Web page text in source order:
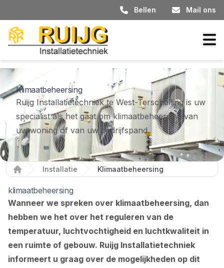
Bellen Mail ons
Klimaatbeheersing
Ruijg Installatietechniek te West-Terschelling is uw
specialist als het gaat om klimaatbeheersing van
uw woning of van uw bedrijfspand.
Home
Installatie Klimaatbeheersing
klimaatbeheersing
Wanneer we spreken over klimaatbeheersing, dan
hebben we het over het reguleren van de
temperatuur, luchtvochtigheid en luchtkwaliteit in
een ruimte of gebouw. Ruijg Installatietechniek
informeert u graag over de mogelijkheden op dit